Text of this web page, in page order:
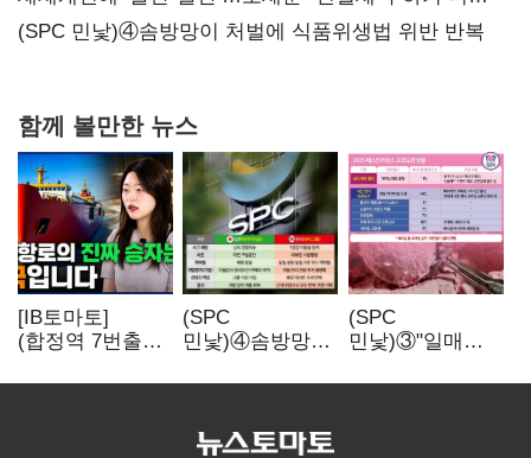
힘들어질 것"
(SPC 민낯)④솜방망이 처벌에 식품위생법 위반 반복
함께 볼만한 뉴스
[IB토마토]
(합정역 7번출구)
K조선 뜬다
(SPC
민낯)④솜방망이
식품위생법 위반
(SPC
민낯)③"일매출
수익 제자리"…